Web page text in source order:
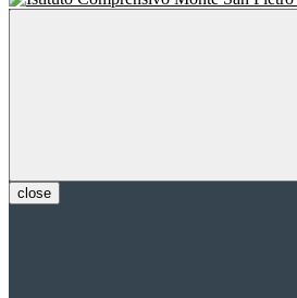
close